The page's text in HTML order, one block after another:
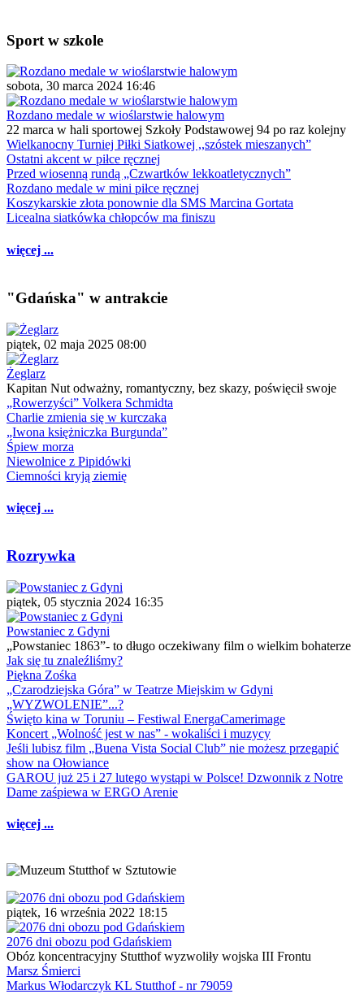
Sport w szkole
sobota, 30 marca 2024 16:46
Rozdano medale w wioślarstwie halowym
22 marca w hali sportowej Szkoły Podstawowej 94 po raz kolejny
Wielkanocny Turniej Piłki Siatkowej ,,szóstek mieszanych”
Ostatni akcent w piłce ręcznej
Przed wiosenną rundą „Czwartków lekkoatletycznych”
Rozdano medale w mini piłce ręcznej
Koszykarskie złota ponownie dla SMS Marcina Gortata
Licealna siatkówka chłopców ma finiszu
więcej ...
"Gdańska" w antrakcie
piątek, 02 maja 2025 08:00
Żeglarz
Kapitan Nut odważny, romantyczny, bez skazy, poświęcił swoje
„Rowerzyści” Volkera Schmidta
Charlie zmienia się w kurczaka
„Iwona księżniczka Burgunda”
Śpiew morza
Niewolnice z Pipidówki
Ciemności kryją ziemię
więcej ...
Rozrywka
piątek, 05 stycznia 2024 16:35
Powstaniec z Gdyni
„Powstaniec 1863”- to długo oczekiwany film o wielkim bohaterze
Jak się tu znaleźliśmy?
Piękna Zośka
„Czarodziejska Góra” w Teatrze Miejskim w Gdyni
„WYZWOLENIE”...?
Święto kina w Toruniu – Festiwal EnergaCamerimage
Koncert „Wolność jest w nas” - wokaliści i muzycy
Jeśli lubisz film „Buena Vista Social Club” nie możesz przegapić
show na Ołowiance
GAROU już 25 i 27 lutego wystąpi w Polsce! Dzwonnik z Notre
Dame zaśpiewa w ERGO Arenie
więcej ...
piątek, 16 września 2022 18:15
2076 dni obozu pod Gdańskiem
Obóz koncentracyjny Stutthof wyzwoliły wojska III Frontu
Marsz Śmierci
Markus Włodarczyk KL Stutthof - nr 79059